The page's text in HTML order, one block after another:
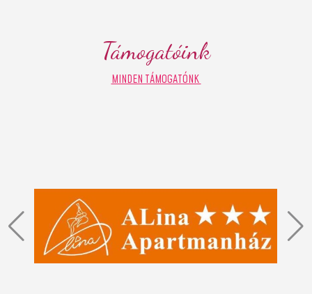
Támogatóink
MINDEN TÁMOGATÓNK